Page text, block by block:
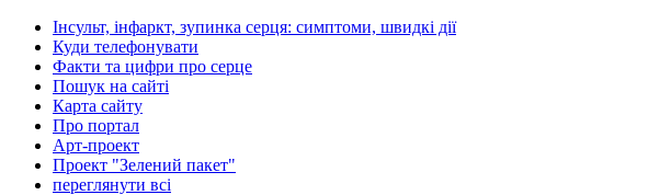
Інсульт, інфаркт, зупинка серця: симптоми, швидкі дії
Куди телефонувати
Факти та цифри про серце
Пошук на сайті
Карта сайту
Про портал
Арт-проект
Проект "Зелений пакет"
переглянути всі